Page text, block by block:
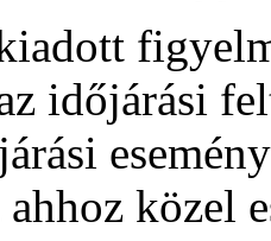
időjárási
ahhoz közel